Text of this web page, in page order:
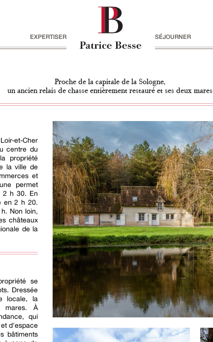
EXPERTISER SÉJOURNER
Proche de la capitale de la Sologne,
un ancien relais de chasse entièrement restauré et ses deux mares
et-Cher
centre du
propriété
la ville de
et
permet
2 h 30. En
en 2 h 20.
Non loin,
châteaux
de la
se
Dressée
locale, la
mares. À
qui
d'espace
bâtiments